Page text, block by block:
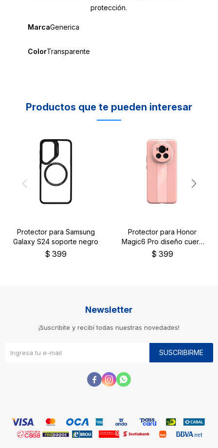
protección.
MarcaGenerica
ColorTransparente
Productos que te pueden interesar
Protector para Samsung
Galaxy S24 soporte negro
$ 399
Protector para Honor
Magic6 Pro diseño cuero
color rosa
$ 399
Newsletter
¡Suscribite y recibí todas nuestras novedades!
SUSCRIBIRME
  